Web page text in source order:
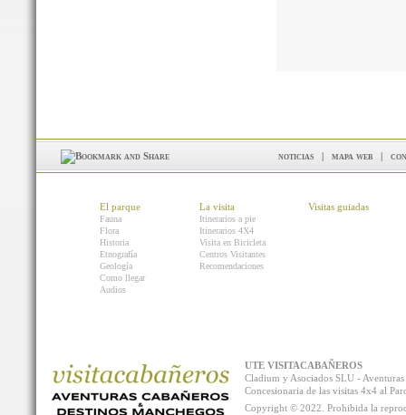
noticias | mapa web |
El parque
Fauna
Flora
Historia
Etnografía
Geología
Como llegar
Audios
La visita
Itinerarios a pie
Itinerarios 4X4
Visita en Bicicleta
Centros Visitantes
Recomendaciones
Visitas guiadas
UTE VISITACABAÑEROS
Cladium y Asociados SLU -
Concesionaria de las visitas 4x4 al
Copyright © 2022. Prohibida la